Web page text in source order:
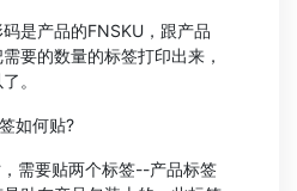
产品的FNSKU，跟产品
要的数量的标签打印出来，
。
如何贴?
需要贴两个标签--产品标签